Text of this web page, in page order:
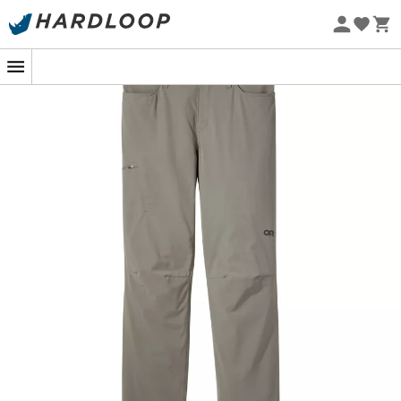
Letnie promocje 🔥 -5% DODATKOWO przy zakupie 2